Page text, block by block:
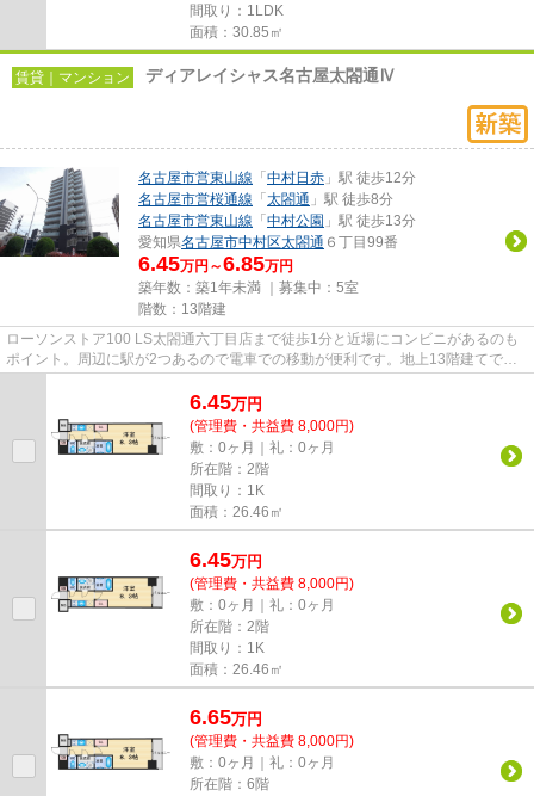
間取り：1LDK
面積：30.85㎡
賃貸｜マンション ディアレイシャス名古屋太閤通Ⅳ
名古屋市営東山線 「 中村日赤 」駅 徒歩12分
名古屋市営桜通線 「 太閤通 」駅 徒歩8分
名古屋市営東山線 「 中村公園 」駅 徒歩13分
愛知県名古屋市中村区太閤通 ６丁目99番
6.45万円～6.85万円
築年数：築1年未満 ｜募集中： 5室
階数：13階建
ローソンストア100 LS太閤通六丁目店まで徒歩1分と近場にコンビニがあるのも
ポイント。周辺に駅が2つあるので電車での移動が便利です。地上13階建てでニ
6.45万円
(管理費・共益費 8,000円)
敷：0ヶ月｜礼：0ヶ月
所在階：2階
間取り：1K
面積：26.46㎡
6.45万円
(管理費・共益費 8,000円)
敷：0ヶ月｜礼：0ヶ月
所在階：2階
間取り：1K
面積：26.46㎡
6.65万円
(管理費・共益費 8,000円)
敷：0ヶ月｜礼：0ヶ月
所在階：6階